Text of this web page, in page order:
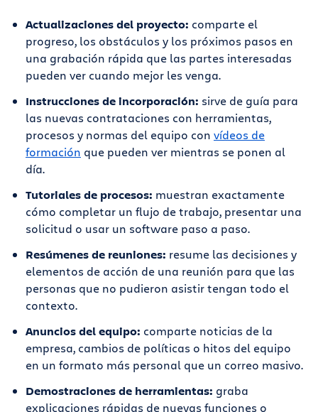
Actualizaciones del proyecto: comparte el
progreso, los obstáculos y los próximos pasos en
una grabación rápida que las partes interesadas
pueden ver cuando mejor les venga.
Instrucciones de incorporación: sirve de guía para
las nuevas contrataciones con herramientas,
procesos y normas del equipo con vídeos de
formación que pueden ver mientras se ponen al
día.
Tutoriales de procesos: muestran exactamente
cómo completar un flujo de trabajo, presentar una
solicitud o usar un software paso a paso.
Resúmenes de reuniones: resume las decisiones y
elementos de acción de una reunión para que las
personas que no pudieron asistir tengan todo el
contexto.
Anuncios del equipo: comparte noticias de la
empresa, cambios de políticas o hitos del equipo
en un formato más personal que un correo masivo.
Demostraciones de herramientas: graba
explicaciones rápidas de nuevas funciones o